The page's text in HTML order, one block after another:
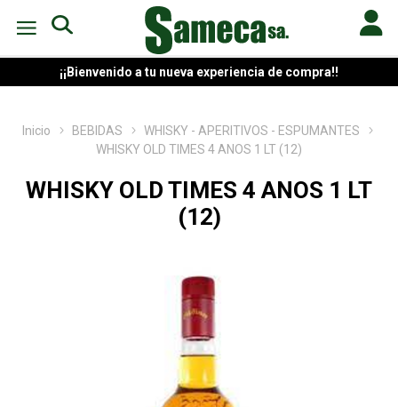
¡¡Bienvenido a tu nueva experiencia de compra!!
Inicio BEBIDAS
WHISKY - APERITIVOS - ESPUMANTES
WHISKY OLD TIMES 4 ANOS 1 LT (12)
WHISKY OLD TIMES 4 ANOS 1 LT
(12)